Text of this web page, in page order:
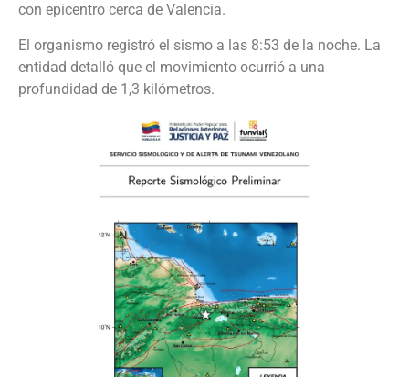
con epicentro cerca de Valencia.
El organismo registró el sismo a las 8:53 de la noche. La
entidad detalló que el movimiento ocurrió a una
profundidad de 1,3 kilómetros.